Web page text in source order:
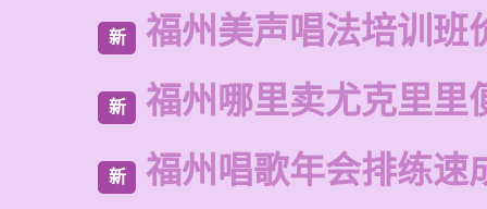
新 福州美声唱法培训班
新 福州哪里卖尤克里里
新 福州唱歌年会排练速